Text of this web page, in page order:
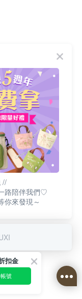
//
路陪伴我們♡
你來發現～
扣金
號